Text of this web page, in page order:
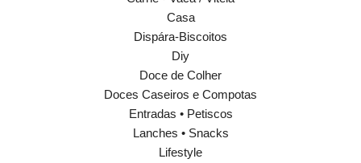
Casa
Dispára-Biscoitos
Diy
Doce de Colher
Doces Caseiros e Compotas
Entradas • Petiscos
Lanches • Snacks
Lifestyle